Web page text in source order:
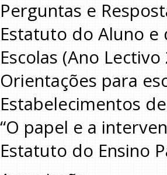
Perguntas e
Estatuto do Aluno e
Escolas (Ano
Orientações para
Estabelecimentos
“O papel e a
Estatuto do Ensino